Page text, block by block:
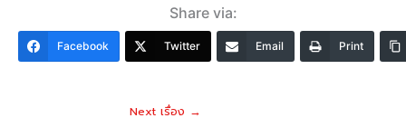
Share via:
Facebook Twitter Email Print
Next เรื่อง →